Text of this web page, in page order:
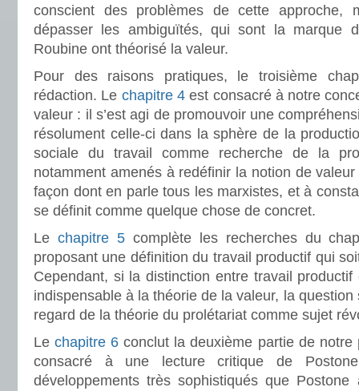
conscient des problèmes de cette approche,
dépasser les ambiguïtés, qui sont la marque
Roubine ont théorisé la valeur.
Pour des raisons pratiques, le troisième
rédaction. Le chapitre 4est consacré à notre
valeur : il s’est agi de promouvoir une
résolument celle-ci dans la sphère de la
sociale du travail comme recherche de la
notamment amenés à redéfinir la notion de
façon dont en parle tous les marxistes, et à
se définit comme quelque chose de concret.
Le chapitre 5complète les recherches du
proposant une définition du travail productif qui
Cependant, si la distinction entre travail
indispensable à la théorie de la valeur, la
regard de la théorie du prolétariat comme sujet
Lechapitre 6 conclut la deuxième partie de notre
consacré à une lecture critique de
développements très sophistiqués que